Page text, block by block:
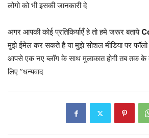
लोगो को भी इसकी जानकारी दे
अगर आपकी कोई प्रतिकिर्याएँ हे तो हमे जरूर बताये
मुझे ईमेल कर सकते है या मुझे सोशल मीडिया पर
आपसे एक नए ब्लॉग के साथ मुलाकात होगी तब तक के
लिए ”धन्यवाद